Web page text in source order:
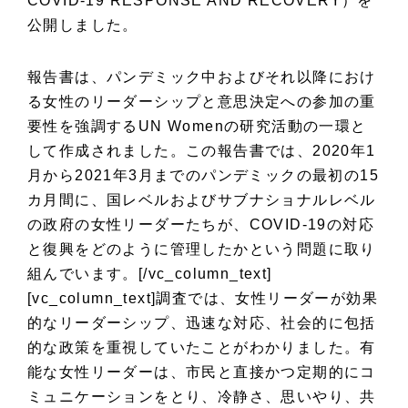
公開しました。
報告書は、パンデミック中およびそれ以降におけ
る女性のリーダーシップと意思決定への参加の重
要性を強調するUN Womenの研究活動の一環と
して作成されました。この報告書では、2020年1
月から2021年3月までのパンデミックの最初の15
カ月間に、国レベルおよびサブナショナルレベル
の政府の女性リーダーたちが、COVID-19の対応
と復興をどのように管理したかという問題に取り
組んでいます。
[/vc_column_text]
[vc_column_text]調査では、女性リーダーが効果
的なリーダーシップ、迅速な対応、社会的に包括
的な政策を重視していたことがわかりました。有
能な女性リーダーは、市民と直接かつ定期的にコ
ミュニケーションをとり、冷静さ、思いやり、共